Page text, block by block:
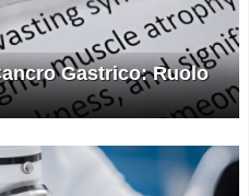
Gastrico: Ruolo